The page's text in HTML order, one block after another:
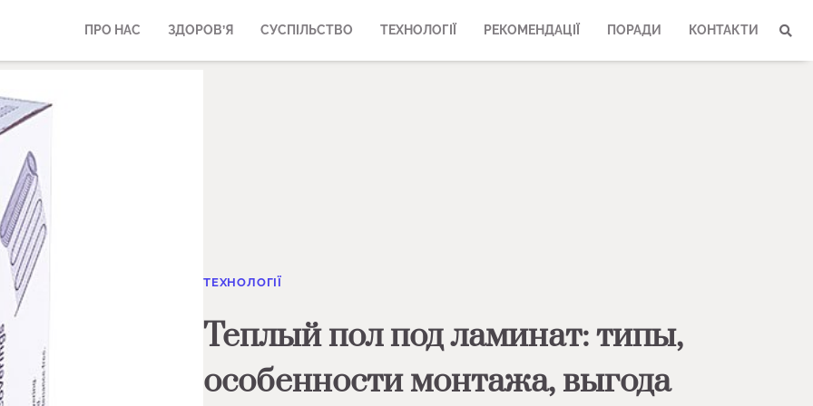
ПРО НАС ЗДОРОВ’Я СУСПІЛЬСТВО ТЕХНОЛОГІЇ РЕКОМЕНДАЦІЇ ПОРАДИ КОНТАКТИ
ТЕХНОЛОГІЇ
Теплый пол под ламинат: типы,
особенности монтажа, выгода